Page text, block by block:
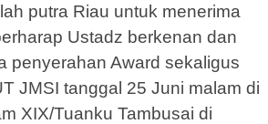
putra Riau untuk menerima
Ustadz berkenan dan
penyerahan Award sekaligus
JMSI tanggal 25 Juni malam di
XIX/Tuanku Tambusai di